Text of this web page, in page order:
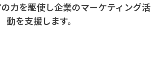
力を駆使し企業のマーケティング活
動を支援します。